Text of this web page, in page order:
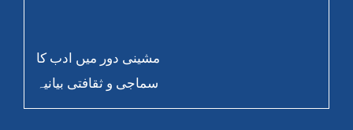
مشینی دور میں ادب کا
سماجی و ثقافتی بیانیہ